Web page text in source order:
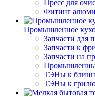
Пресс для
Фитинг
Промышленное
Запчасти для
Запчасти к
Запчасти на
ТЭНы к
ТЭНы к